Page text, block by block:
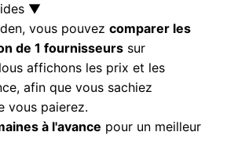
▼
vous pouvez comparer les
de 1 fournisseurs sur
affichons les prix et les
afin que vous sachiez
vous paierez.
à l'avance pour un meilleur